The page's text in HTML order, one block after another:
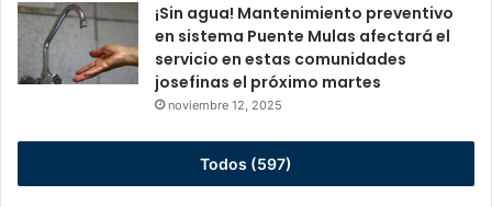
¡Sin agua! Mantenimiento preventivo
en sistema Puente Mulas afectará el
servicio en estas comunidades
josefinas el próximo martes
noviembre 12, 2025
Todos (597)